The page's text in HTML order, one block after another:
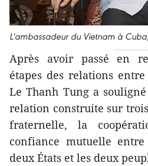
L'ambassadeur du Vietnam à
Après avoir passé en
étapes des relations
Le Thanh Tung a
relation construite sur
fraternelle, la
confiance mutuelle
deux États et les deux